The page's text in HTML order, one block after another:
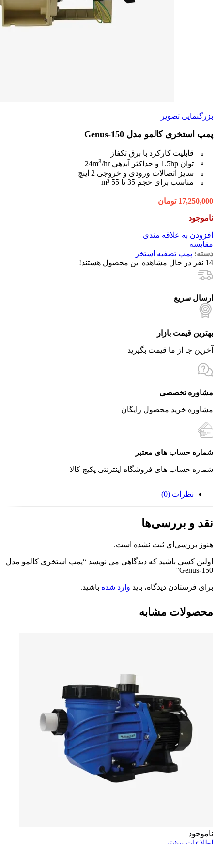
بزرگنمایی تصویر
پمپ استخری کالمو مدل Genus-150
قابلیت کارکرد با برق تکفاز
توان 1.5hp و حداکثر آبدهی 24m
3/hr
سایز اتصالات ورودی و خروجی 2 اینچ
مناسب برای حجم 35 تا 55 m³
17,250,000 تومان
ناموجود
افزودن به علاقه مندی
مقایسه
دسته: پمپ تصفیه استخر
14 نفر در حال مشاهده این محصول هستند!
ارسال سریع
بهترین قیمت بازار
آخرین جا از ما قیمت بگیرید
مشاوره تخصصی
مشاوره خرید محصول رایگان
شماره حساب های معتبر
شماره حساب های فروشگاه اینترنتی پکیج کالا
نظرات (0)
نقد و بررسی‌ها
هنوز بررسی‌ای ثبت نشده است.
اولین کسی باشید که دیدگاهی می نویسد “پمپ استخری کالمو مدل
Genus-150”
برای فرستادن دیدگاه، باید وارد شده باشید.
محصولات مشابه
ناموجود